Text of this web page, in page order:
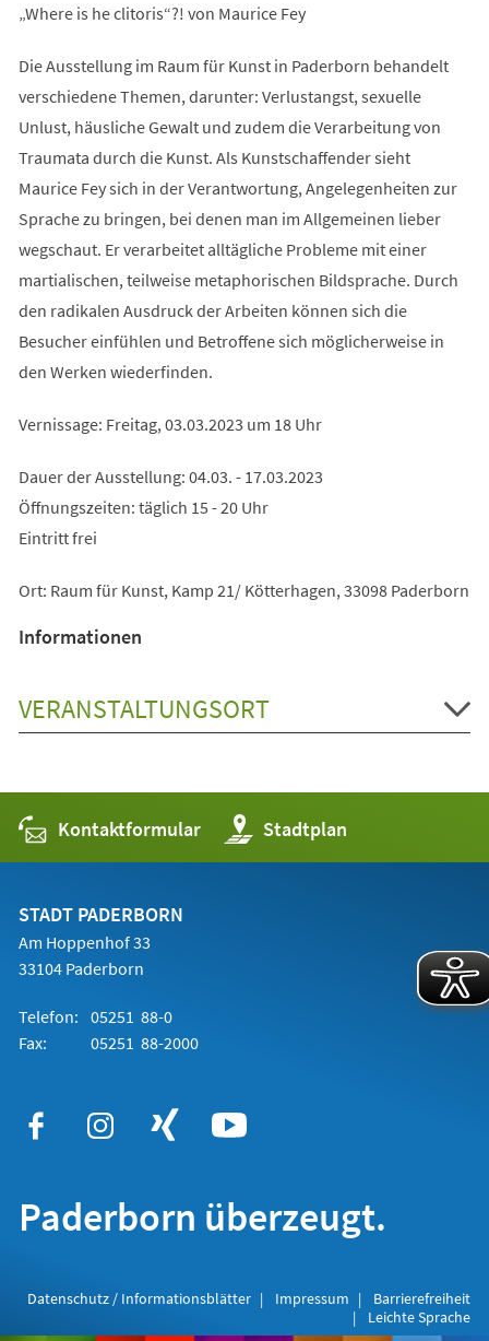
„Where is he clitoris“?! von Maurice Fey
Die Ausstellung im Raum für Kunst in Paderborn behandelt
verschiedene Themen, darunter: Verlustangst, sexuelle
Unlust, häusliche Gewalt und zudem die Verarbeitung von
Traumata durch die Kunst. Als Kunstschaffender sieht
Maurice Fey sich in der Verantwortung, Angelegenheiten zur
Sprache zu bringen, bei denen man im Allgemeinen lieber
wegschaut. Er verarbeitet alltägliche Probleme mit einer
martialischen, teilweise metaphorischen Bildsprache. Durch
den radikalen Ausdruck der Arbeiten können sich die
Besucher einfühlen und Betroffene sich möglicherweise in
den Werken wiederfinden.
Vernissage: Freitag, 03.03.2023 um 18 Uhr
Dauer der Ausstellung: 04.03. - 17.03.2023
Öffnungszeiten: täglich 15 - 20 Uhr
Eintritt frei
Ort: Raum für Kunst, Kamp 21/ Kötterhagen, 33098 Paderborn
Informationen
VERANSTALTUNGSORT
Kontaktformular Stadtplan
(Öffnet
in
einem
STADT PADERBORN
Am Hoppenhof 33
33104 Paderborn
Telefon: 05251 88-0
Fax:
05251 88-2000
Paderborn überzeugt.
Datenschutz / Informationsblätter Impressum
Barrierefreiheit
Leichte Sprache